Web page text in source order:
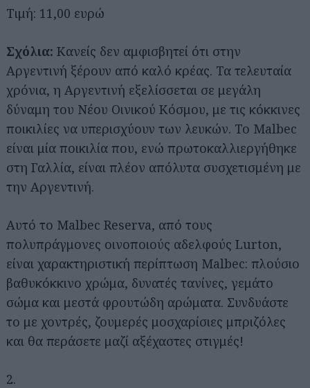
Τιμή: 11,00 ευρώ
Σχόλια: Κανείς δεν αμφισβητεί ότι στην
Αργεντινή ξέρουν από καλό κρέας. Τα τελευταία
χρόνια, η Αργεντινή εξελίσσεται σε μεγάλη
δύναμη του Νέου Οινικού Κόσμου, με τις κόκκινες
ποικιλίες να υπερισχύουν των λευκών. Το Malbec
είναι μία ποικιλία που, ενώ πρωτοκαλλιεργήθηκε
στη Γαλλία, είναι πλέον απόλυτα συσχετισμένη με
την Αργεντινή.
Αυτό το Malbec Reserva, από τους
πολυπράγμονες οινοποιούς αδελφούς Lurton,
είναι χαρακτηριστική περίπτωση Malbec: πλούσιο
βαθυκόκκινο χρώμα, δυνατές τανίνες, γεμάτο
σώμα και μεστά φρουτώδη αρώματα. Συνδυάστε
το με χοντρές, ζουμερές μοσχαρίσιες μπριζόλες
και θα περάσετε μαζί αξέχαστες στιγμές!
2.